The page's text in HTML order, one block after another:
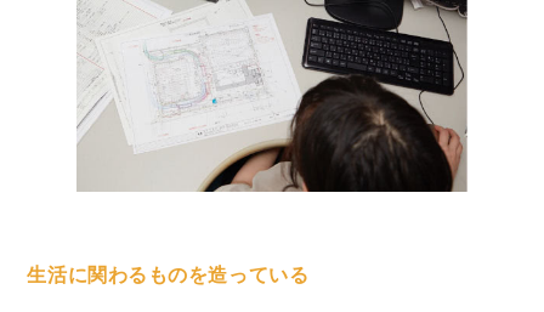
生活に関わるものを造っている